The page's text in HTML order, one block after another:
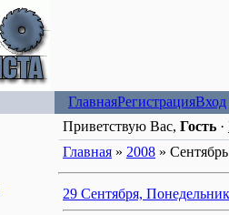
ГлавнаяРегистрацияВход
Приветствую Вас, Гость ·
Главная » 2008 » Сентябрь
29 Сентября, Понедельник